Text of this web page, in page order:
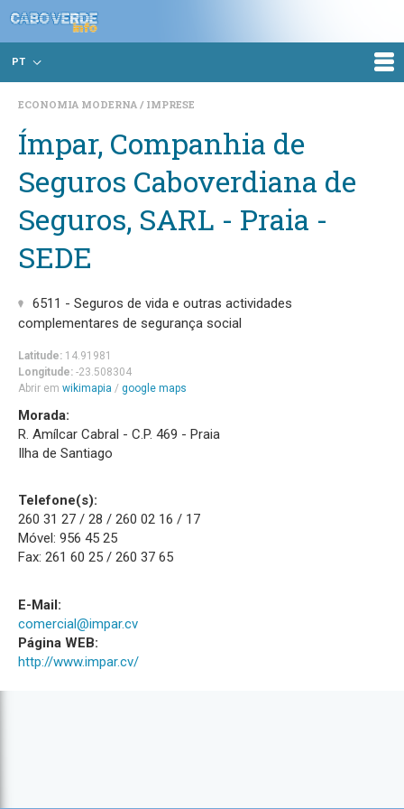
PT
ECONOMIA MODERNA IMPRESE
Ímpar, Companhia de
Seguros Caboverdiana de
Seguros, SARL - Praia -
SEDE
6511 - Seguros de vida e outras actividades
complementares de segurança social
Latitude: 14.91981
Longitude: -23.508304
Abrir em wikimapia / google maps
Morada:
R. Amílcar Cabral - C.P. 469 - Praia
Ilha de Santiago
Telefone(s):
260 31 27 / 28 / 260 02 16 / 17
Móvel: 956 45 25
Fax: 261 60 25 / 260 37 65
E-Mail:
comercial@impar.cv
Página WEB:
http://www.impar.cv/